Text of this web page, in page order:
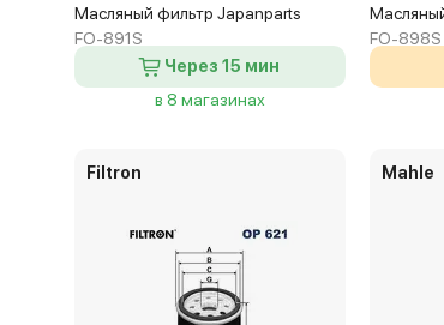
Масляный фильтр Japanparts
FO-891S
Через 15 мин
в 8 магазинах
FO-898S
Filtron Mahle